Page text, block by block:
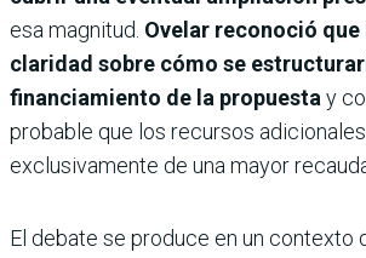
esa magnitud. Ovelar reconoció que
claridad sobre cómo se
financiamiento de la propuestay
probable que los recursos
exclusivamente de una mayor
El debate se produce en un contexto